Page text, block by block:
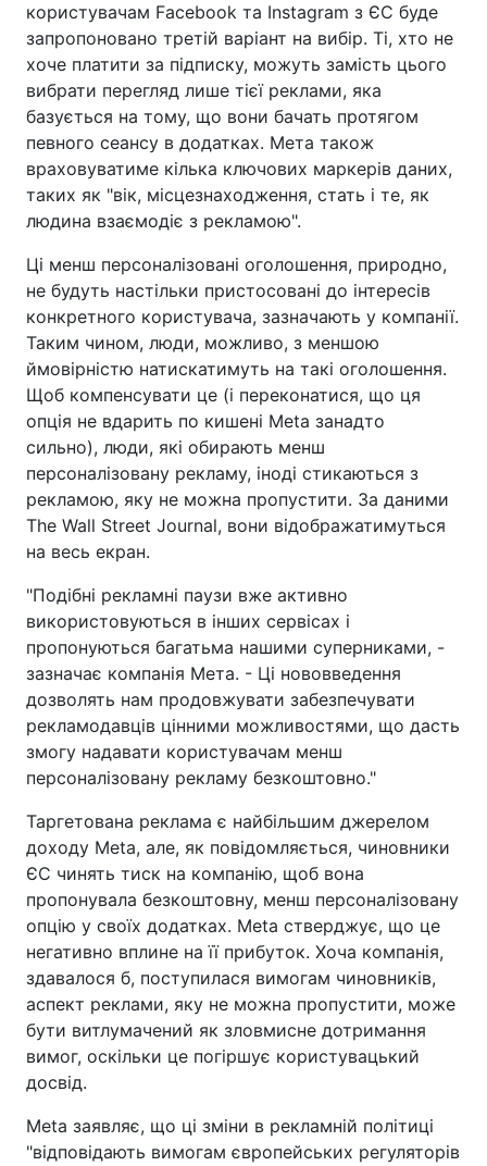
користувачам Facebook та Instagram з ЄС буде
запропоновано третій варіант на вибір. Ті, хто не
хоче платити за підписку, можуть замість цього
вибрати перегляд лише тієї реклами, яка
базується на тому, що вони бачать протягом
певного сеансу в додатках. Мета також
враховуватиме кілька ключових маркерів даних,
таких як "вік, місцезнаходження, стать і те, як
людина взаємодіє з рекламою".
Ці менш персоналізовані оголошення, природно,
не будуть настільки пристосовані до інтересів
конкретного користувача, зазначають у компанії.
Таким чином, люди, можливо, з меншою
ймовірністю натискатимуть на такі оголошення.
Щоб компенсувати це (і переконатися, що ця
опція не вдарить по кишені Meta занадто
сильно), люди, які обирають менш
персоналізовану рекламу, іноді стикаються з
рекламою, яку не можна пропустити. За даними
The Wall Street Journal, вони відображатимуться
на весь екран.
"Подібні рекламні паузи вже активно
використовуються в інших сервісах і
пропонуються багатьма нашими суперниками, -
зазначає компанія Мета. - Ці нововведення
дозволять нам продовжувати забезпечувати
рекламодавців цінними можливостями, що дасть
змогу надавати користувачам менш
персоналізовану рекламу безкоштовно."
Таргетована реклама є найбільшим джерелом
доходу Meta, але, як повідомляється, чиновники
ЄС чинять тиск на компанію, щоб вона
пропонувала безкоштовну, менш персоналізовану
опцію у своїх додатках. Meta стверджує, що це
негативно вплине на її прибуток. Хоча компанія,
здавалося б, поступилася вимогам чиновників,
аспект реклами, яку не можна пропустити, може
бути витлумачений як зловмисне дотримання
вимог, оскільки це погіршує користувацький
досвід.
Meta заявляє, що ці зміни в рекламній політиці
"відповідають вимогам європейських регуляторів